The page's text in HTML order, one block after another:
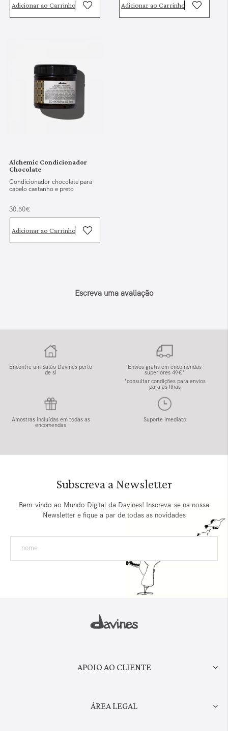
Adicionar ao Carrinho Adicionar ao Carrinho
Alchemic Condicionador
Chocolate
Condicionador chocolate para
cabelo castanho e preto
30.50€
Adicionar ao Carrinho
Escreva uma avaliação
Encontre um Salão Davines perto
de si
Envios grátis em encomendas
superiores 49€*
*consultar condições para envios
para as Ilhas
Amostras incluídas em todas as
encomendas
Suporte imediato
Subscreva a Newsletter
Bem-vindo ao Mundo Digital da Davines! Inscreva-se na nossa
Newsletter e fique a par de todas as novidades
APOIO AO CLIENTE
ÁREA LEGAL